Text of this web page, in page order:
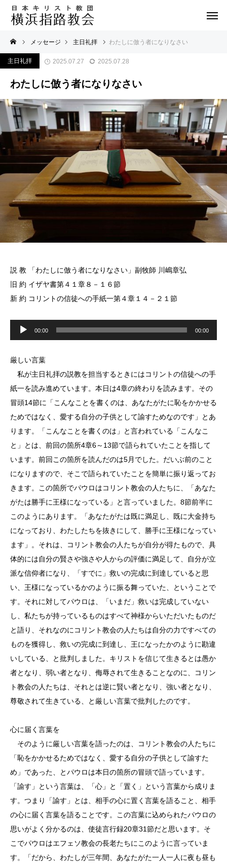
メッセージ 主日礼拝 わたしに倣う者になりなさい
主日礼拝 2025.07.27 2025.07.28
わたしに倣う者になりなさい
説 教 「わたしに倣う者になりなさい」副牧師 川嶋章弘
旧 約 イザヤ書第４１章８－１６節
新 約 コリントの信徒への手紙一第４章１４－２１節
ヤ
ー
00:00 00:00
厳しい言葉
私が主日礼拝の説教を担当するときにはコリントの信徒への手
紙一を読み進めています。本日は4章の終わりを読みます。その
冒頭14節に「こんなことを書くのは、あなたがたに恥をかかせる
ためではなく、愛する自分の子供として諭すためなのです」とあ
ります。「こんなことを書くのは」と言われている「こんなこ
と」とは、前回の箇所4章6～13節で語られていたことを指して
います。前回この箇所を読んだのは5月でした。だいぶ前のこと
になりますので、そこで語られていたことを簡単に振り返ってお
きます。この箇所でパウロはコリント教会の人たちに、「あなた
がたは勝手に王様になっている」と言っていました。8節前半に
このようにあります。「あなたがたは既に満足し、既に大金持ち
になっており、わたしたちを抜きにして、勝手に王様になってい
ます」。それは、コリント教会の人たちが自分が得たもので、具
体的には自分の賢さや強さや人からの評価に満足して、自分が立
派な信仰者になり、「すでに」救いの完成に到達していると思
い、王様になっているかのように振る舞っていた、ということで
す。それに対してパウロは、「いまだ」救いは完成していない
し、私たちが持っているものはすべて神様からいただいたものだ
と語り、それなのにコリント教会の人たちは自分の力ですべての
ものを獲得し、救いの完成に到達し、王になったかのように勘違
いしている、と批判しました。キリストを信じて生きるとは愚か
者となり、弱い者となり、侮辱されて生きることなのに、コリン
ト教会の人たちは、それとは逆に賢い者となり、強い者となり、
尊敬されて生きている、と厳しい言葉で批判したのです。
心に届く言葉を
そのように厳しい言葉を語ったのは、コリント教会の人たちに
「恥をかかせるためではなく、愛する自分の子供として諭すた
め」であった、とパウロは本日の箇所の冒頭で語っています。
「諭す」という言葉は、「心」と「置く」という言葉から成りま
す。つまり「諭す」とは、相手の心に置く言葉を語ること、相手
の心に届く言葉を語ることです。この言葉に込められたパウロの
思いがよく分かるのは、使徒言行録20章31節だと思います。そ
こでパウロはエフェソ教会の長老たちにこのように言っていま
す。「だから、わたしが三年間、あなたがた一人一人に夜も昼も